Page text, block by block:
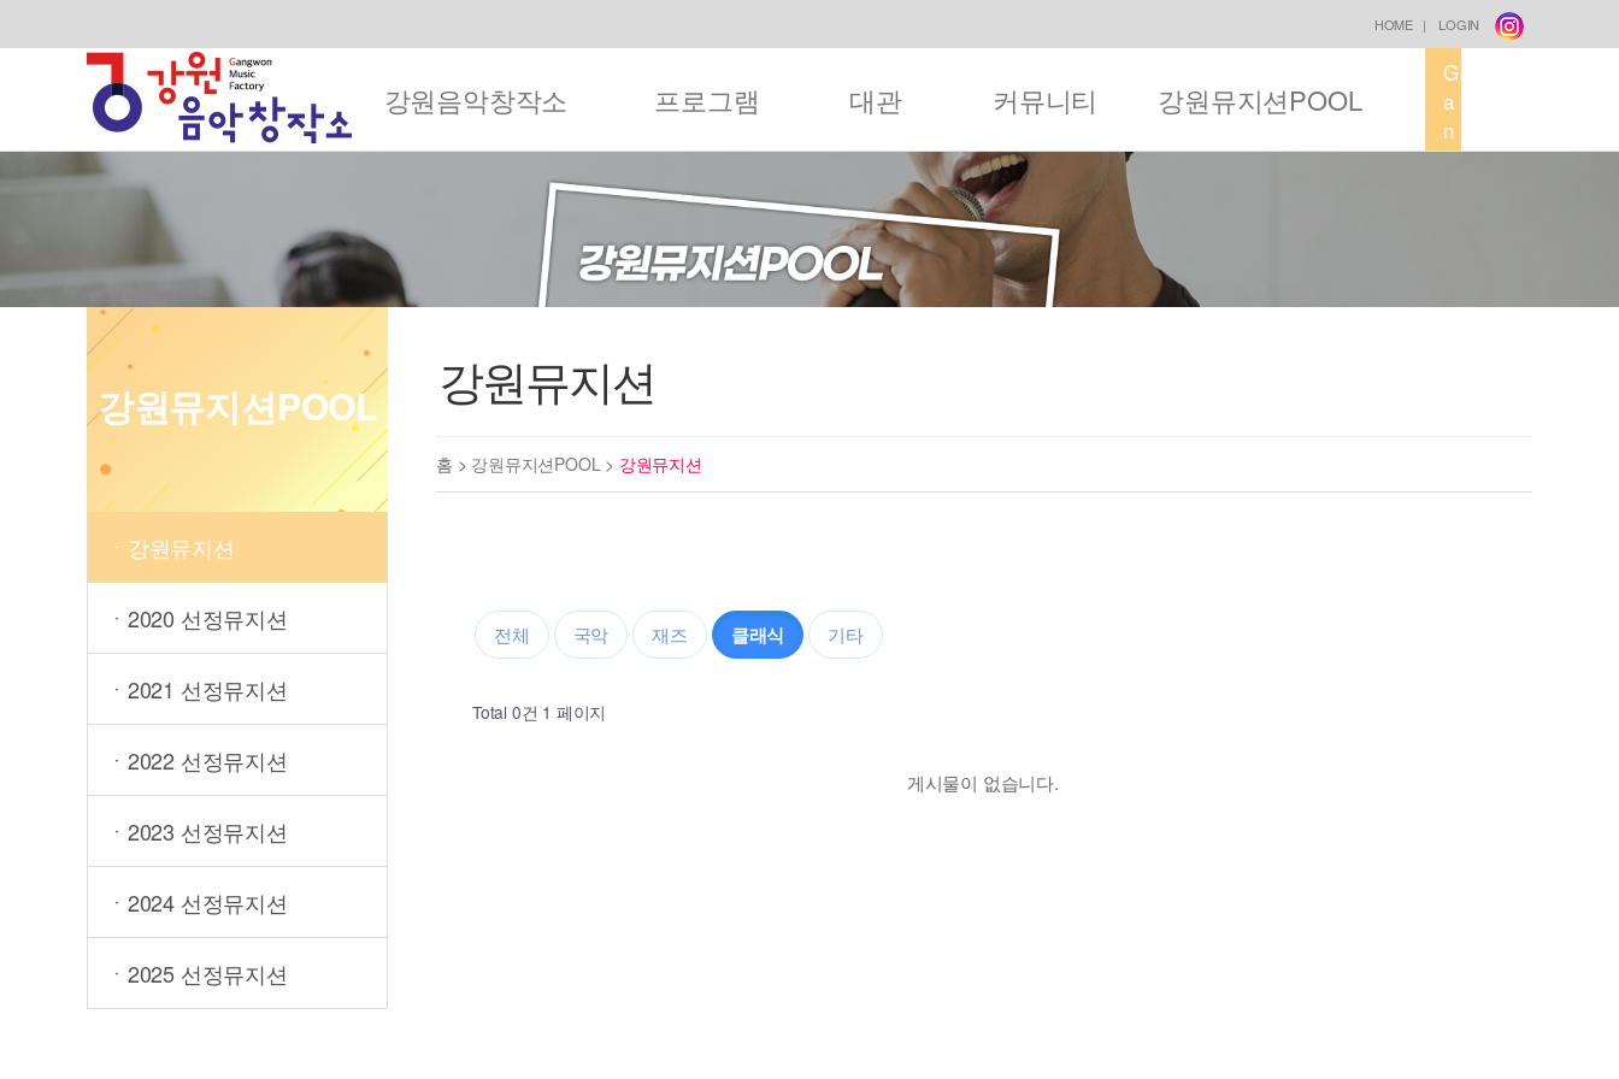
HOME | LOGIN
강원음악창작소 프로그램 대관 커뮤니티 강원뮤지션POOL
G
a
n
g
u
강원뮤지션POOL
ㆍ강원뮤지션
ㆍ2020 선정뮤지션
ㆍ2021 선정뮤지션
ㆍ2022 선정뮤지션
ㆍ2023 선정뮤지션
ㆍ2024 선정뮤지션
ㆍ2025 선정뮤지션
강원뮤지션
홈 > 강원뮤지션POOL > 강원뮤지션
전체 국악 재즈 클래식 기타
Total 0건 1 페이지
게시물이 없습니다.